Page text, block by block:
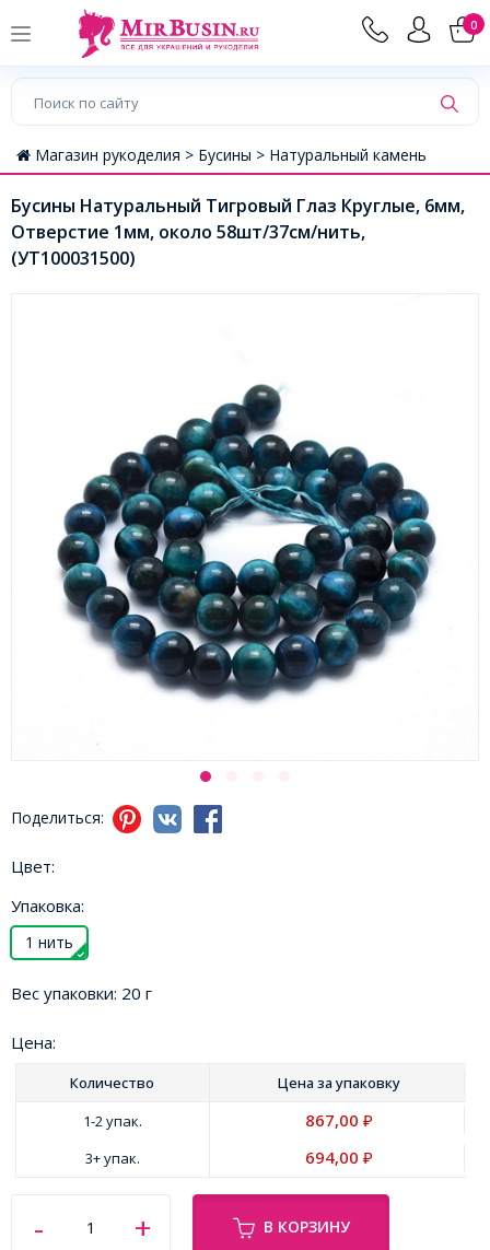
0
Магазин рукоделия > Бусины > Натуральный камень
Бусины Натуральный Тигровый Глаз Круглые, 6мм,
Отверстие 1мм, около 58шт/37см/нить,
(УТ100031500)
Поделиться:
Цвет:
Упаковка:
1 нить
Вес упаковки: 20 г
Цена:
Количество Цена за упаковку
1-2 упак.
867,00 ₽
3+ упак. 694,00 ₽
В КОРЗИНУ